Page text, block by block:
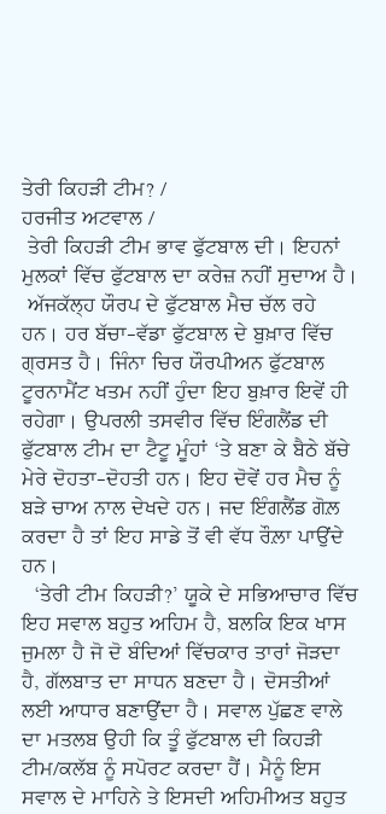
ਤੇਰੀ ਕਿਹੜੀ ਟੀਮ? /
ਹਰਜੀਤ ਅਟਵਾਲ /
ਮੁਲਕਾਂ ਵਿੱਚ ਫੁੱਟਬਾਲ ਦਾ ਕਰੇਜ਼ ਨਹੀਂ ਸੁਦਾਅ ਹੈ।
ਹਨ। ਹਰ ਬੱਚਾ-ਵੱਡਾ ਫੁੱਟਬਾਲ ਦੇ ਬੁਖ਼ਾਰ ਵਿੱਚ
ਗ੍ਰਸਤ ਹੈ। ਜਿੰਨਾ ਚਿਰ ਯੌਰਪੀਅਨ ਫੁੱਟਬਾਲ
ਟੂਰਨਾਮੈਂਟ ਖਤਮ ਨਹੀਂ ਹੁੰਦਾ ਇਹ ਬੁਖ਼ਾਰ ਇਵੇਂ ਹੀ
ਰਹੇਗਾ। ਉਪਰਲੀ ਤਸਵੀਰ ਵਿੱਚ ਇੰਗਲੈਂਡ ਦੀ
ਫੁੱਟਬਾਲ ਟੀਮ ਦਾ ਟੈਟੂ ਮੂੰਹਾਂ ‘ਤੇ ਬਣਾ ਕੇ ਬੈਠੇ ਬੱਚੇ
ਮੇਰੇ ਦੋਹਤਾ-ਦੋਹਤੀ ਹਨ। ਇਹ ਦੋਵੇਂ ਹਰ ਮੈਚ ਨੂੰ
ਬੜੇ ਚਾਅ ਨਾਲ ਦੇਖਦੇ ਹਨ। ਜਦ ਇੰਗਲੈਂਡ ਗੋਲ਼
ਕਰਦਾ ਹੈ ਤਾਂ ਇਹ ਸਾਡੇ ਤੋਂ ਵੀ ਵੱਧ ਰੌਲ਼ਾ ਪਾਉਂਦੇ
ਹਨ।
ਇਹ ਸਵਾਲ ਬਹੁਤ ਅਹਿਮ ਹੈ, ਬਲਕਿ ਇਕ ਖਾਸ
ਜੁਮਲਾ ਹੈ ਜੋ ਦੋ ਬੰਦਿਆਂ ਵਿੱਚਕਾਰ ਤਾਰਾਂ ਜੋੜਦਾ
ਹੈ, ਗੱਲਬਾਤ ਦਾ ਸਾਧਨ ਬਣਦਾ ਹੈ। ਦੋਸਤੀਆਂ
ਲਈ ਆਧਾਰ ਬਣਾਉਂਦਾ ਹੈ। ਸਵਾਲ ਪੁੱਛਣ ਵਾਲੇ
ਦਾ ਮਤਲਬ ਉਹੀ ਕਿ ਤੂੰ ਫੁੱਟਬਾਲ ਦੀ ਕਿਹੜੀ
ਟੀਮ/ਕਲੱਬ ਨੂੰ ਸਪੋਰਟ ਕਰਦਾ ਹੈਂ। ਮੈਨੂੰ ਇਸ
ਸਵਾਲ ਦੇ ਮਾਹਿਨੇ ਤੇ ਇਸਦੀ ਅਹਿਮੀਅਤ ਬਹੁਤ